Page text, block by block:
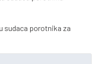
sudaca porotnika za